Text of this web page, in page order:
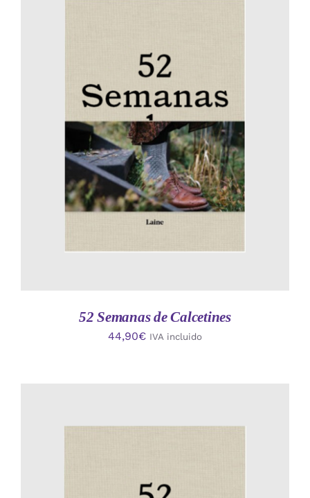
AÑADIR AL CARRITO
/
DETALLES
52 Semanas de Calcetines
44,90€ IVA incluido